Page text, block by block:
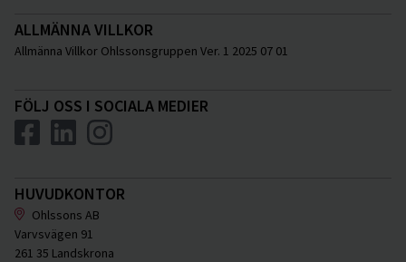
ALLMÄNNA VILLKOR
Allmänna Villkor Ohlssonsgruppen Ver. 1 2025 07 01
FÖLJ OSS I SOCIALA MEDIER
HUVUDKONTOR
Ohlssons AB
Varvsvägen 91
261 35 Landskrona